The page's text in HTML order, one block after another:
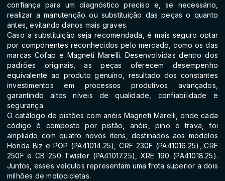
confiança para um diagnóstico preciso e, se necessário,
realizar a manutenção ou substituição das peças o quanto
antes, evitando danos mais graves.
Caso a substituição seja recomendada, é mais seguro optar
por componentes reconhecidos pelo mercado, como os das
marcas Cofap e Magneti Marelli. Desenvolvidas dentro dos
padrões originais, as peças oferecem desempenho
equivalente ao produto genuíno, resultado dos constantes
investimentos em processos produtivos avançados,
garantindo altos níveis de qualidade, confiabilidade e
segurança.
O catálogo de pistões com anéis Magneti Marelli, onde cada
código é composto por pistão, anéis, pino e trava, foi
ampliado com quatro novos itens, destinados aos modelos
Honda Biz e POP (PA41014.25), CRF 230F (PA41016.25), CRF
250F e CB 250 Twister (PA41017.25), XRE 190 (PA41018.25).
Juntos, esses veículos representam uma frota superior a dois
milhões de motocicletas.